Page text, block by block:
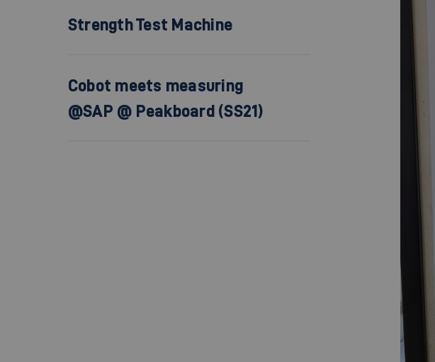
Strength Test Machine
Cobot meets measuring
@SAP @ Peakboard (SS21)